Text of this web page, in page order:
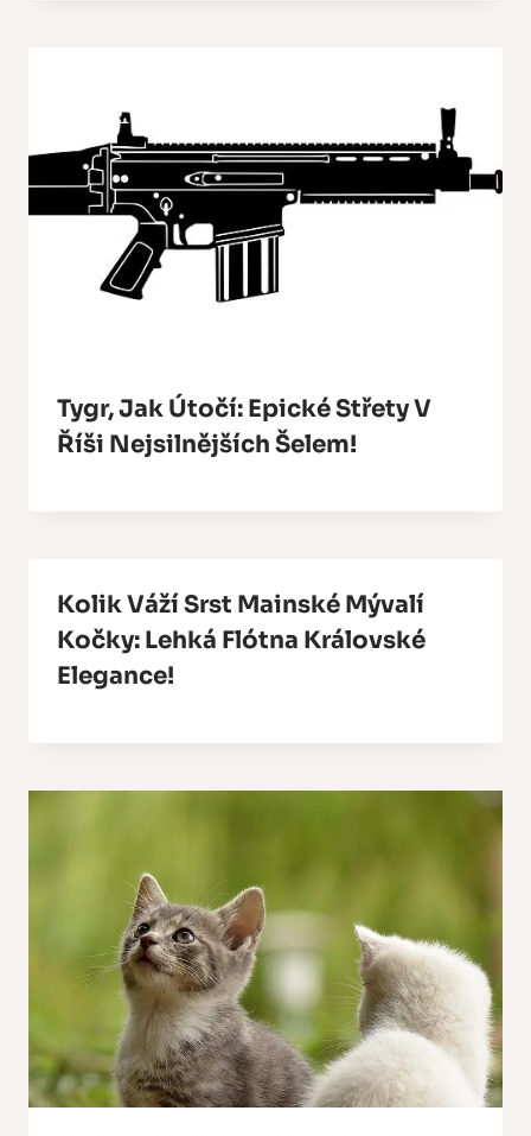
Tygr, Jak Útočí: Epické Střety V
Říši Nejsilnějších Šelem!
Kolik Váží Srst Mainské Mývalí
Kočky: Lehká Flótna Královské
Elegance!